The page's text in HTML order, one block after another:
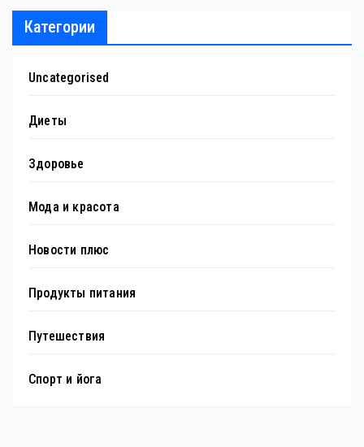
Категории
Uncategorised
Диеты
Здоровье
Мода и красота
Новости плюс
Продукты питания
Путешествия
Спорт и йога